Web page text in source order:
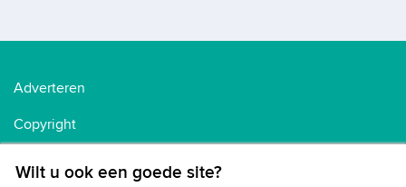
Adverteren
Copyright
Wilt u ook een goede site?